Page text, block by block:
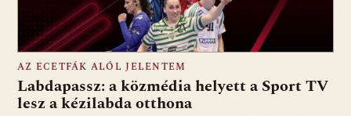
AZ ECETFÁK ALÓL JELENTEM
Labdapassz: a közmédia helyett a Sport TV
lesz a kézilabda otthona